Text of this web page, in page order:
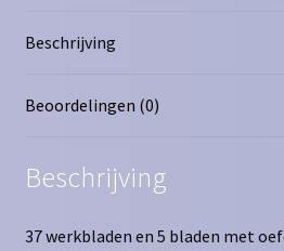
Beschrijving
Beoordelingen (0)
Beschrijving
37 werkbladen en 5 bladen met